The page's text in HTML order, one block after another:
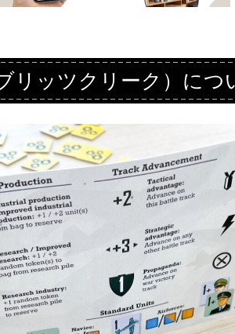
リッツクリーク）につ